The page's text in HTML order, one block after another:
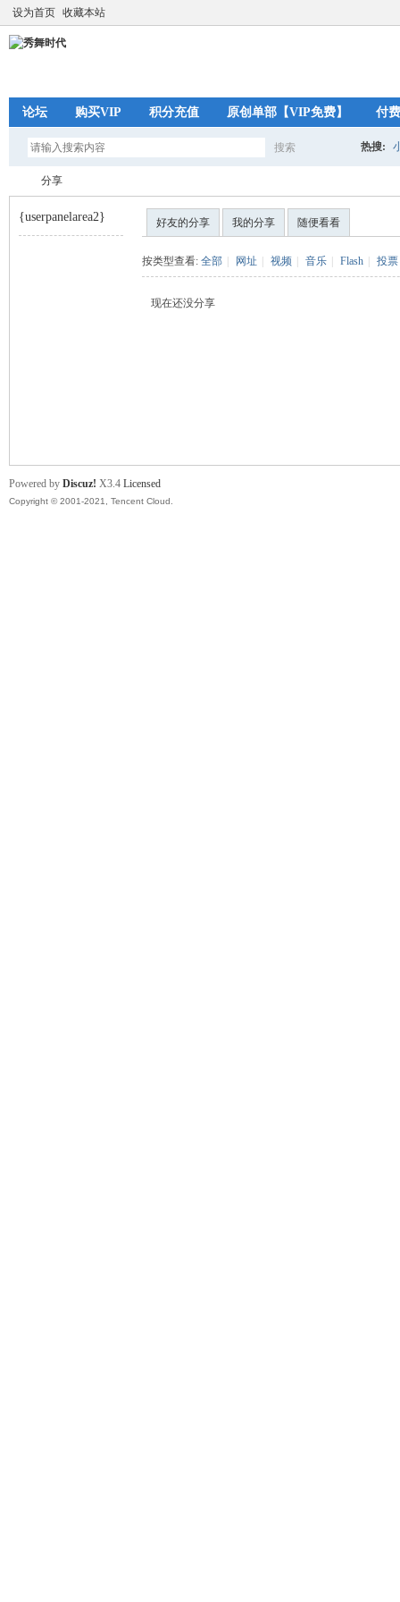
设为首页 收藏本站
论坛 购买VIP 积分充值 原创单部【VIP免费】 付
搜索 热搜:
分享
{userpanelarea2} 好友的分享 我的分享 随便看看
按类型查看: 全部 网址 视频 音乐 Flash 投票
现在还没分享
Powered by Discuz! X3.4 Licensed
Copyright © 2001-2021, Tencent Cloud.